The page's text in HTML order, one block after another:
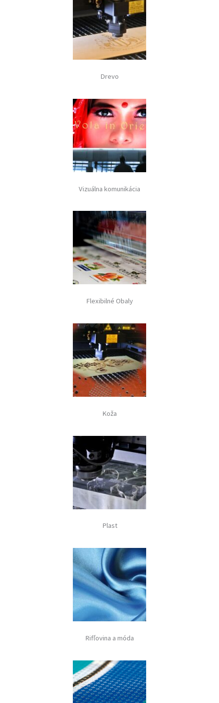
Drevo
Vizuálna komunikácia
Flexibilné Obaly
Koža
Plast
Rifľovina a móda